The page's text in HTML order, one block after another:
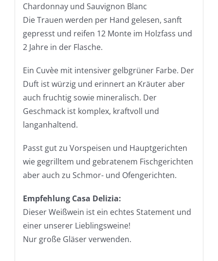
Chardonnay und Sauvignon Blanc
Die Trauen werden per Hand gelesen, sanft
gepresst und reifen 12 Monte im Holzfass und
2 Jahre in der Flasche.
Ein Cuvèe mit intensiver gelbgrüner Farbe. Der
Duft ist würzig und erinnert an Kräuter aber
auch fruchtig sowie mineralisch. Der
Geschmack ist komplex, kraftvoll und
langanhaltend.
Passt gut zu Vorspeisen und Hauptgerichten
wie gegrilltem und gebratenem Fischgerichten
aber auch zu Schmor- und Ofengerichten.
Empfehlung Casa Delizia:
Dieser Weißwein ist ein echtes Statement und
einer unserer Lieblingsweine!
Nur große Gläser verwenden.